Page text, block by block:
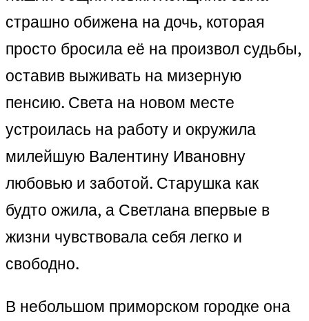
страшно обижена на дочь, которая
просто бросила её на произвол судьбы,
оставив выживать на мизерную
пенсию. Света на новом месте
устроилась на работу и окружила
милейшую Валентину Ивановну
любовью и заботой. Старушка как
будто ожила, а Светлана впервые в
жизни чувствовала себя легко и
свободно.
В небольшом приморском городке она